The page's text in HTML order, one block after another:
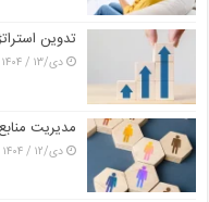
تدوین
دی/۱۳ / ۱۴۰۴
مدیریت
دی/۱۲ / ۱۴۰۴